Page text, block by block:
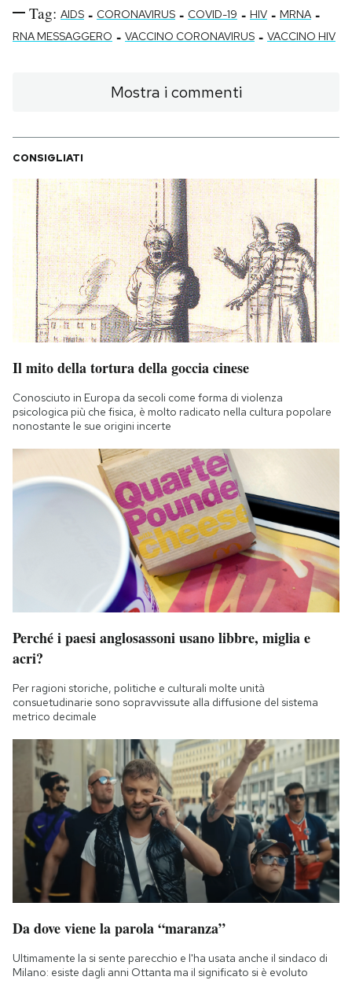
Tag: AIDS - CORONAVIRUS - COVID-19 - HIV - MRNA -
RNA MESSAGGERO - VACCINO CORONAVIRUS - VACCINO HIV
Mostra i commenti
CONSIGLIATI
Il mito della tortura della goccia cinese
Conosciuto in Europa da secoli come forma di violenza
psicologica più che fisica, è molto radicato nella cultura popolare
nonostante le sue origini incerte
Perché i paesi anglosassoni usano libbre, miglia e
acri?
Per ragioni storiche, politiche e culturali molte unità
consuetudinarie sono sopravvissute alla diffusione del sistema
metrico decimale
Da dove viene la parola “maranza”
Ultimamente la si sente parecchio e l'ha usata anche il sindaco di
Milano: esiste dagli anni Ottanta ma il significato si è evoluto